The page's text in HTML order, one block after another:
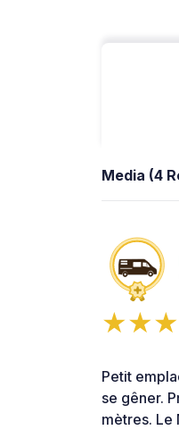
Media (4
Petit
se gêner.
mètres. Le